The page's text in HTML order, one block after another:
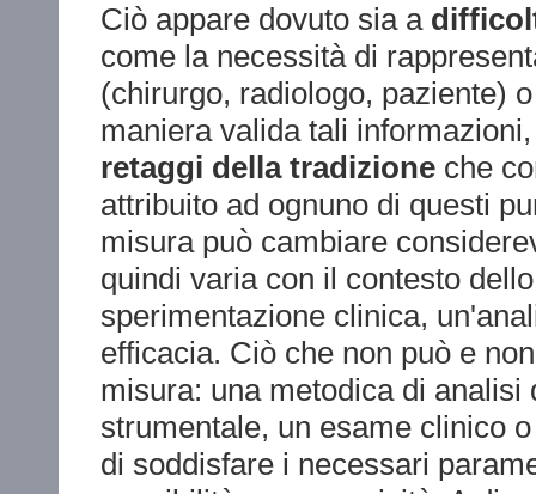
Ciò appare dovuto sia a
come la necessità di
(chirurgo, radiologo, paziente)
maniera valida tali
retaggi della tradizione che
attribuito ad ognuno di questi
misura può cambiare
quindi varia con il contesto
sperimentazione clinica,
efficacia. Ciò che non può e
misura: una metodica di
strumentale, un esame clinico
di soddisfare i necessari